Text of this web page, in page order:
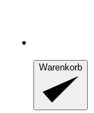
Warenkorb